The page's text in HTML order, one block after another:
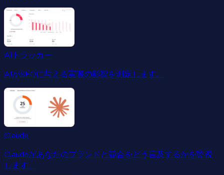
AIトラッカー
AIがSEOに与える実際の影響を測定します。
Claude
Claudeがあなたのブランドと競合をどう言及するかを監視
します。